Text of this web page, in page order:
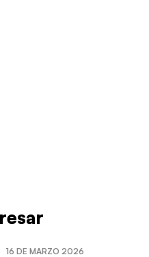
16 DE MARZO 2026